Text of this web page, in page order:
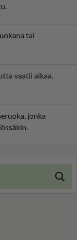
tai
vaatii aikaa.
jonka